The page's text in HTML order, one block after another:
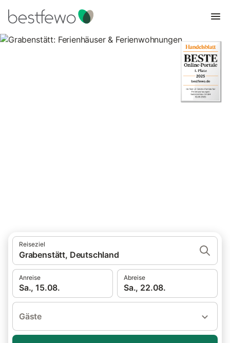
Reiseziel
Grabenstätt, Deutschland
Anreise
Sa., 15.08.
Abreise
Sa., 22.08.
Gäste